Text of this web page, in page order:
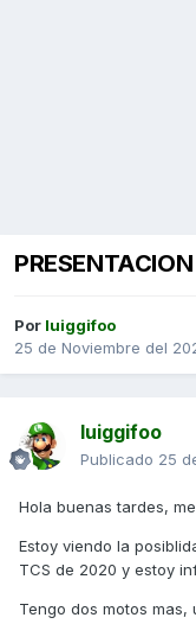
PRESENTACION
Por luiggifoo
25 de Noviembre del
luiggifoo
Publicado 25
Hola buenas tardes,
Estoy viendo la
TCS de 2020 y estoy
Tengo dos motos mas,